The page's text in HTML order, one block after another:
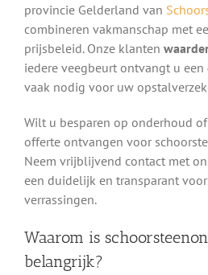
provincie Gelderland van
combineren vakmanschap met
prijsbeleid. Onze klanten
iedere veegbeurt ontvangt u een
vaak nodig voor uw
Wilt u besparen op onderhoud
offerte ontvangen voor
Neem vrijblijvend contact met
een duidelijk en transparant
verrassingen.
Waarom is
belangrijk?